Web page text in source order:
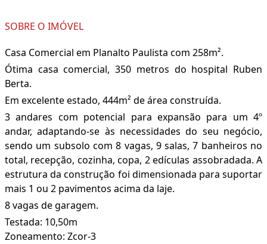
SOBRE O IMÓVEL
Casa Comercial em Planalto Paulista com 258m².
Ótima casa comercial, 350 metros do hospital Ruben
Berta.
Em excelente estado, 444m² de área construída.
3 andares com potencial para expansão para um 4º
andar, adaptando-se às necessidades do seu negócio,
sendo um subsolo com 8 vagas, 9 salas, 7 banheiros no
total, recepção, cozinha, copa, 2 edículas assobradada. A
estrutura da construção foi dimensionada para suportar
mais 1 ou 2 pavimentos acima da laje.
8 vagas de garagem.
Testada: 10,50m
Zoneamento: Zcor-3